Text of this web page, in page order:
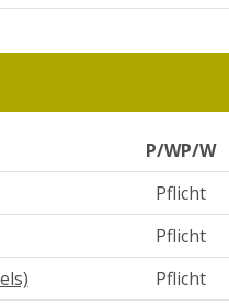
P/WP/W
Pflicht
Pflicht
Pflicht